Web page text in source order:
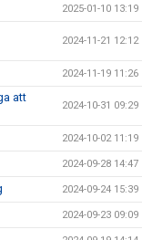
2025-01-10 13:19
2024-11-21 12:12
2024-11-19 11:26
att
2024-10-31 09:29
2024-10-02 11:19
2024-09-28 14:47
2024-09-24 15:39
2024-09-23 09:09